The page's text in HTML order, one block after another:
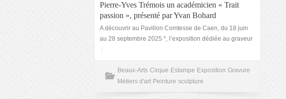
Pierre-Yves Trémois un académicien « Trait
passion », présenté par Yvan Bohard
A découvrir au Pavillon Comtesse de Caen, du 18 juin
au 28 septembre 2025 *, l’exposition dédiée au graveur
:
Beaux-Arts Cirque Estampe Exposition Gravure
Métiers d'art Peinture sculpture